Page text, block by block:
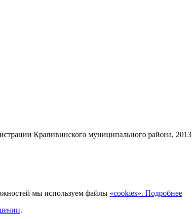
Крапивинского муниципального района, 2013
мы используем файлы «cookies». Подробнее
.